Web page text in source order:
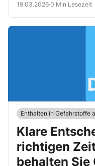
19.03.2026·0 Min Lesezeit
Enthalten in Gefahrstoffe
Klare
richtigen
behalten Sie